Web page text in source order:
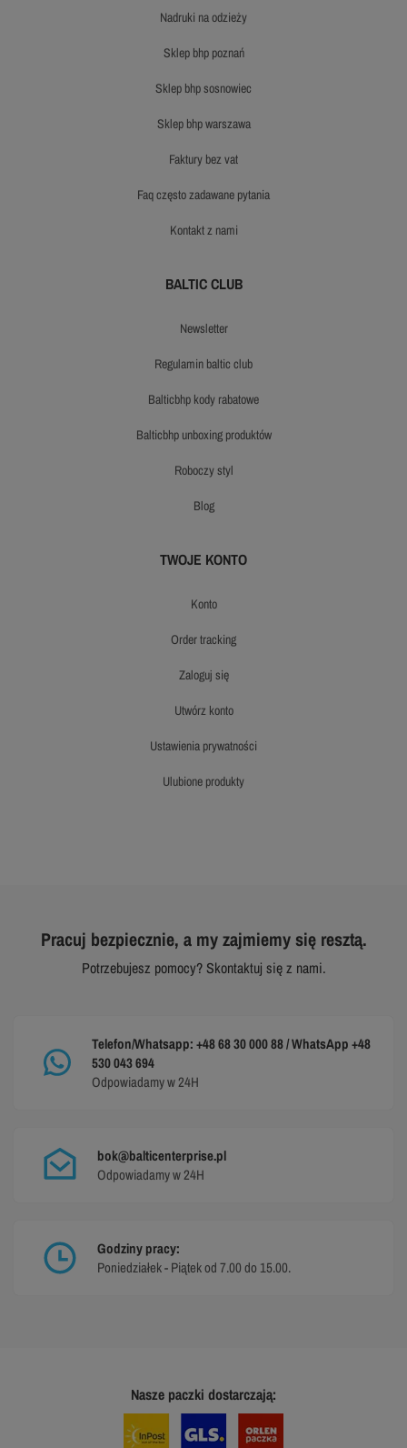
nadruki na odzieży
sklep bhp poznań
sklep bhp sosnowiec
sklep bhp warszawa
faktury bez vat
faq często zadawane pytania
kontakt z nami
BALTIC CLUB
newsletter
regulamin baltic club
balticbhp kody rabatowe
balticbhp unboxing produktów
roboczy styl
blog
TWOJE KONTO
konto
order tracking
zaloguj się
utwórz konto
ustawienia prywatności
ulubione produkty
Pracuj bezpiecznie, a my zajmiemy się resztą.
Potrzebujesz pomocy? Skontaktuj się z nami.
Telefon/Whatsapp: +48 68 30 000 88 / WhatsApp +48
530 043 694
Odpowiadamy w 24H
bok@balticenterprise.pl
Odpowiadamy w 24H
Godziny pracy:
Poniedziałek - Piątek od 7.00 do 15.00.
Nasze paczki dostarczają: